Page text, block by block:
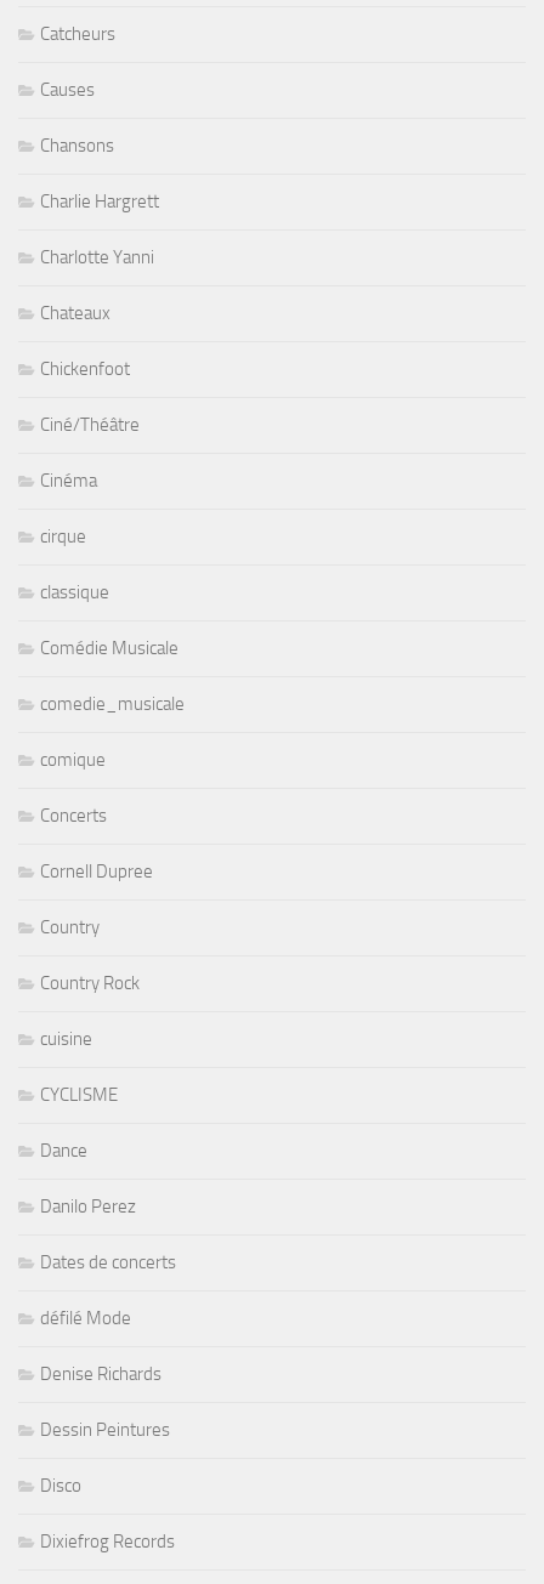
Catcheurs
Causes
Chansons
Charlie Hargrett
Charlotte Yanni
Chateaux
Chickenfoot
Ciné/Théâtre
Cinéma
cirque
classique
Comédie Musicale
comedie_musicale
comique
Concerts
Cornell Dupree
Country
Country Rock
cuisine
CYCLISME
Dance
Danilo Perez
Dates de concerts
défilé Mode
Denise Richards
Dessin Peintures
Disco
Dixiefrog Records